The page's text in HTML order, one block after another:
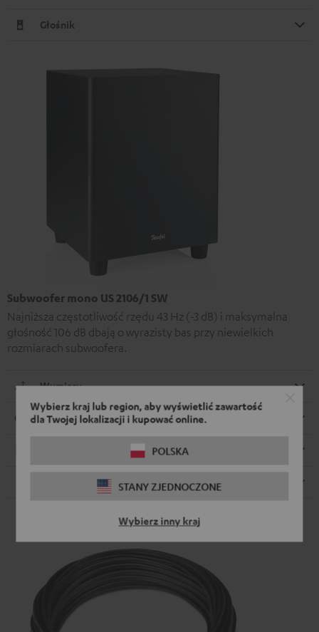
Wybierz kraj lub region, aby wyświetlić zawartość
dla Twojej lokalizacji i kupować online.
POLSKA
STANY ZJEDNOCZONE
Wybierz inny kraj
Głośnik
Subwoofer mono US 2106/1 SW
Najniższa częstotliwość rzędu 43 Hz (-3 dB) i maksymalna
głośność 106 dB dbają o wyrazisty bas przy niewielkich
rozmiarach subwoofera.
Wymiary
Złącza